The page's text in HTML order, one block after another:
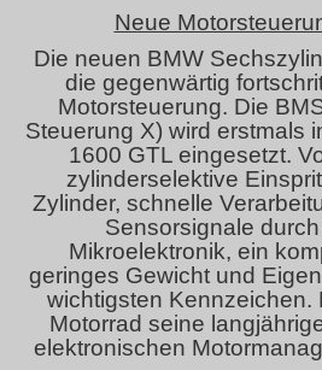
Neue
Die neuen BMW
die gegenwärtig
Motorsteuerung. Die
Steuerung X) wird erstmals
1600 GTL eingesetzt.
zylinderselektive
Zylinder, schnelle
Sensorsignale
Mikroelektronik, ein
geringes Gewicht und
wichtigsten Kennzeichen.
Motorrad seine
elektronischen